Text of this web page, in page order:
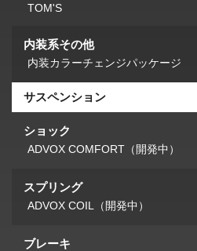
TOM'S
内装系その他
内装カラーチェンジパッケージ
サスペンション
ショック
ADVOX COMFORT（開発中）
スプリング
ADVOX COIL（開発中）
ブレーキ